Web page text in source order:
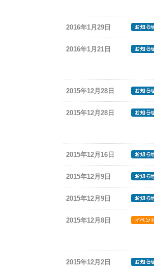
2016年1月29日
2016年1月21日
2015年12月28日
2015年12月28日
2015年12月16日
2015年12月9日
2015年12月9日
2015年12月8日
2015年12月2日